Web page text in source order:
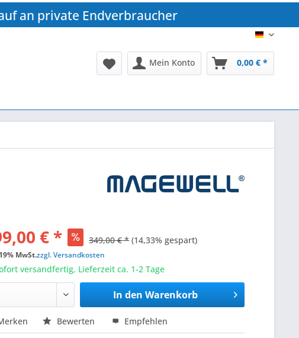
an private Endverbraucher
DE
Mein Konto 0,00 € *
€ * 349,00 € * (14,33% gespart)
MwSt.zzgl. Versandkosten
versandfertig, Lieferzeit ca. 1-2 Tage
In den Warenkorb
Bewerten Empfehlen